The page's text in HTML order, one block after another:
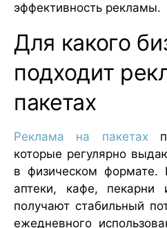
эффективность рекламы.
Для какого
подходит
пакетах
Реклама на пакетах
которые регулярно
в физическом формате.
аптеки, кафе, пекарни
получают стабильный
ежедневного